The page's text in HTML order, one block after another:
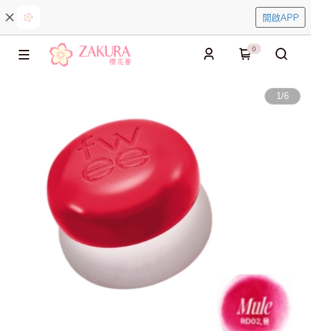
開啟APP
0
1/6